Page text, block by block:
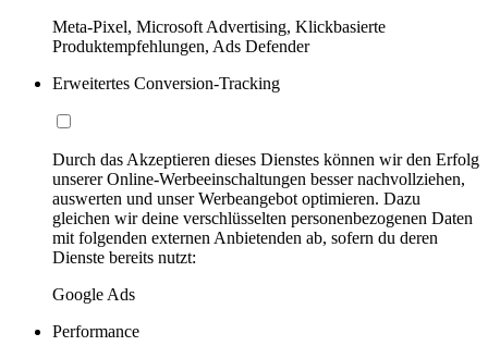
Meta-Pixel, Microsoft Advertising, Klickbasierte
Produktempfehlungen, Ads Defender
Erweitertes Conversion-Tracking
Durch das Akzeptieren dieses Dienstes können wir den Erfolg
unserer Online-Werbeeinschaltungen besser nachvollziehen,
auswerten und unser Werbeangebot optimieren. Dazu
gleichen wir deine verschlüsselten personenbezogenen Daten
mit folgenden externen Anbietenden ab, sofern du deren
Dienste bereits nutzt:
Google Ads
Performance